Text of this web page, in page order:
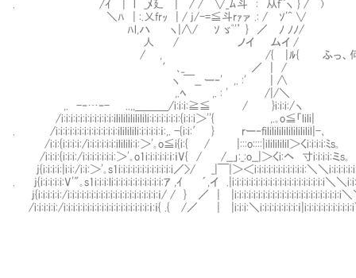
. /ｲ | l _ﾒ廴 | / / ∨_ﾑ斗 : 从f^ヽ } / )
＼ﾊ | :.乂frｯ | / j/-=≦斗rｧァ .: / ｿ'^ ∨
ﾊl,ハ ヽ|∧/ ｿ ゞﾟ'’ } ／ ﾉ ﾉﾉ/
人 / ノイ ムイ /
/ , /{ |ﾙ{ ふっ、何も我が試練を超えた
′ ､_ ／ | /
ヽ ￣__ ー‐' ,. :' | ∧
,.ﾍ ,. : ' /|/＼
,. -‐…‐- ..,,＿＿＿/i:i:i:≧≦ / }i:i:i:/ヽ
/i:i:i:i:i:i:i:i:i:i:i:ililililililili:i:i:i:i:i:i:{i:i:i＞''{ ,.｡o≦「lili|
. /i:i:i:i:i:i:i:i:i:i:i:i:i:ilililili:i:i:i:i:ｉ:,. -{i:i:′ } rー‐filililililililililil|-､
/i:i:{i:i:i:i:/i:i:i:i:i:i:ililili:i:＞'｡o≦i{i:{ / |:::o::::|ililililil＞くi:i:i:i:ﾐs｡
/i:i:i:{i:i:i:/i:i:i:i:i:i:i:＞'｡o1i:i:i:i:i:ｉ:ｉV{ / /__」:_:o__|＞くi:ヘ 寸i:i:i:i:ミs｡
j{i:i:i:i:|i:i:/i:i:＞'｡s1i:i:i:i:i:i:i:i:i:i:i:i／>/ _|￣|＞＜i:i:i:i:i:i:i:i:i:i:i:＼＼
. j{i:i:i:i:i:V'"｡s1i:i:i:li:i:i:i:i:i:i:i:i:i:i:ｱ ,ｲ ´,イ .|i:i:i:i:i:i:i:i:i:i:i:i:i:i:i:i:i:i:i:i＼＼
j{i:i:i:i:i:/i:i:i:i:i:i:i:i:i:i:i:i:i:i:i:i:i:i:i:ｉ/ / } ／ | |i:i:i:i:i:i:i:i:i:i:i:i:i:i:i:i:i:i:i:i:i:i:i＼
/i:i:i:i:i:/i:i:i:i:i:i:i:i:i:i:i:i:i:i:i:i:i:i:ｉ:ｉ{ .{ /／ | |i:i:i:＼i:i:i:i:i:i:i:i:ｉ